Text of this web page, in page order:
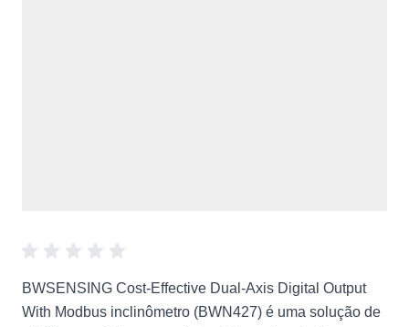
BWSENSING Cost-Effective Dual-Axis Digital Output
With Modbus inclinômetro (BWN427) é uma solução de